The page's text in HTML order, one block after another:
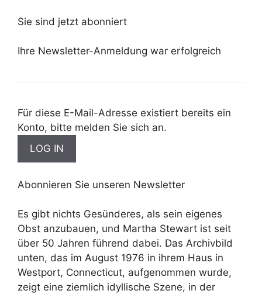
Sie sind jetzt abonniert
Ihre Newsletter-Anmeldung war erfolgreich
Für diese E-Mail-Adresse existiert bereits ein
Konto, bitte melden Sie sich an.
Abonnieren Sie unseren Newsletter
Es gibt nichts Gesünderes, als sein eigenes
Obst anzubauen, und Martha Stewart ist seit
über 50 Jahren führend dabei. Das Archivbild
unten, das im August 1976 in ihrem Haus in
Westport, Connecticut, aufgenommen wurde,
zeigt eine ziemlich idyllische Szene, in der